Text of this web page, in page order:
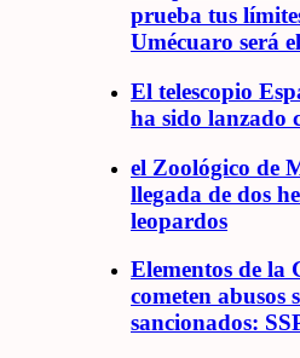
prueba tus
Umécuaro será
El telescopio
ha sido lanzado
el Zoológico de
llegada de dos
leopardos
Elementos de
cometen abusos
sancionados: